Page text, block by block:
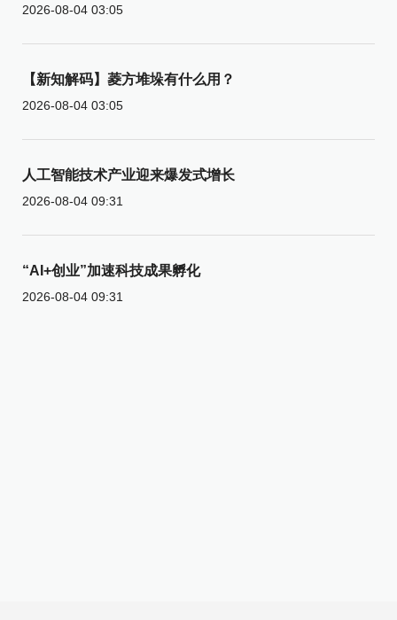
2026-08-04 03:05
【新知解码】菱方堆垛有什么用？
2026-08-04 03:05
人工智能技术产业迎来爆发式增长
2026-08-04 09:31
“AI+创业”加速科技成果孵化
2026-08-04 09:31